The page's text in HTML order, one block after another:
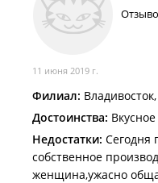
11 июня 2019 г.
Филиал:
Достоинства:
Недостатки: Сегодня
собственное
женщина,ужасно